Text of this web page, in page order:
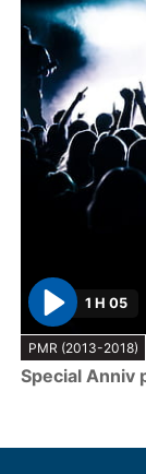
P
l
a
1 H 05
PMR (2013-2018)
Special Anniv